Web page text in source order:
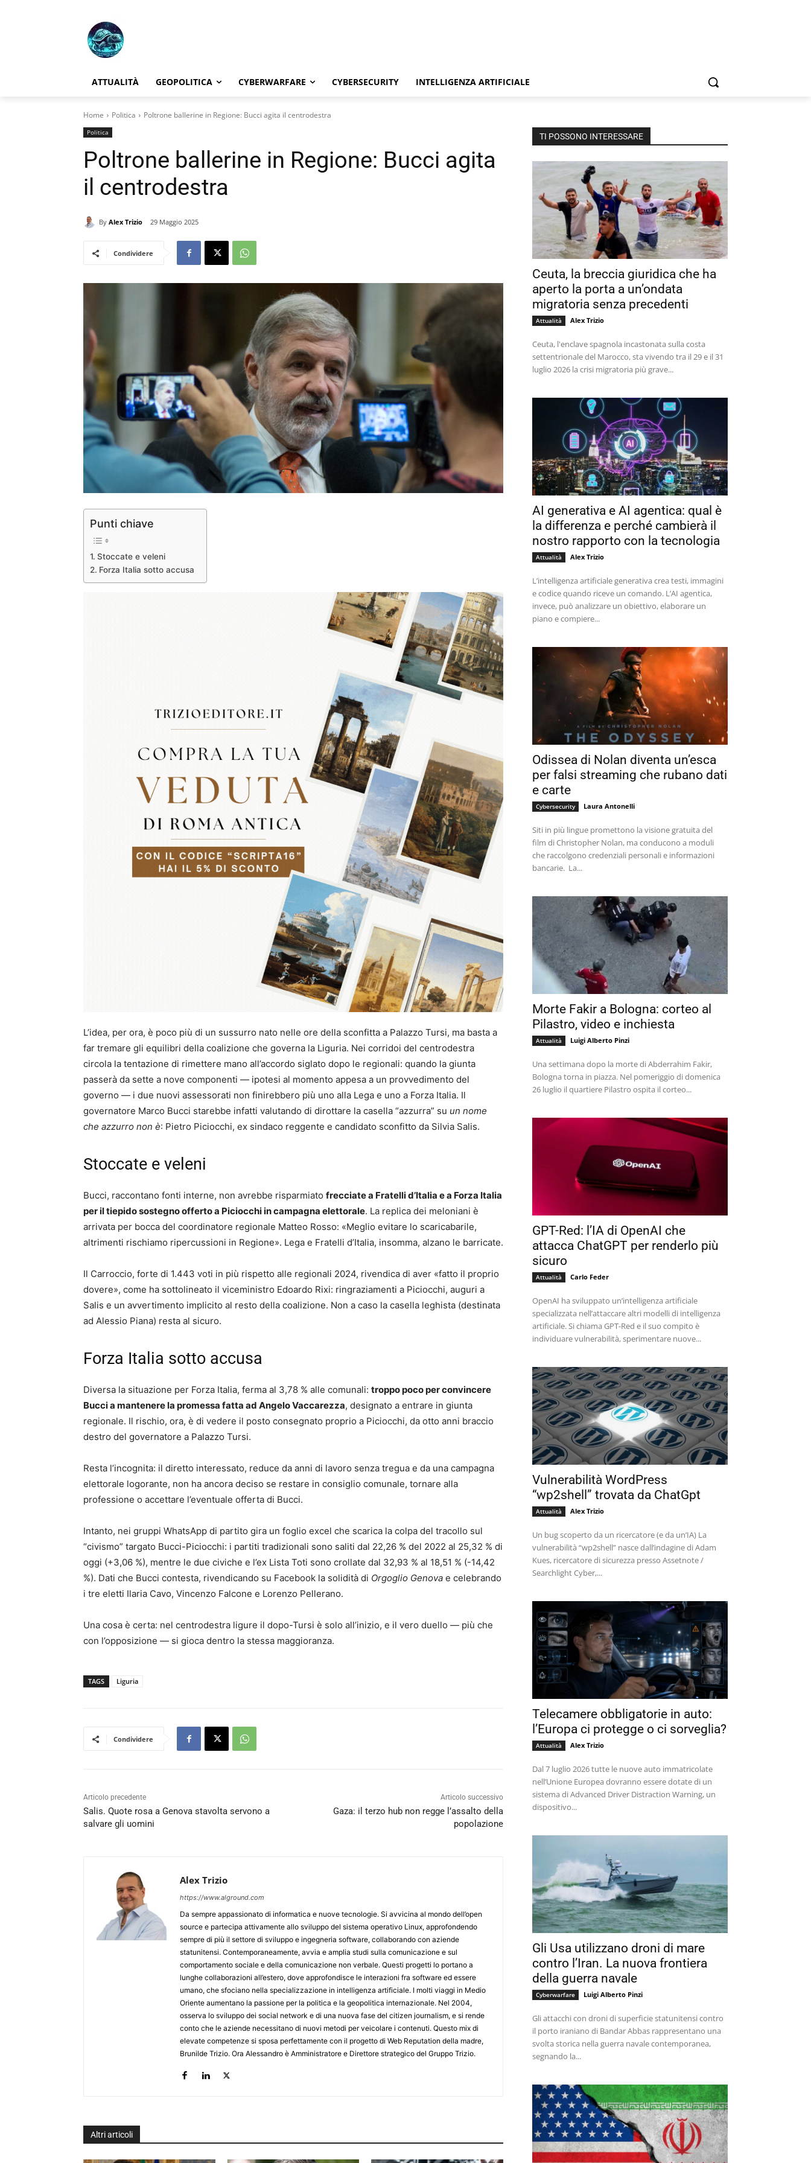
ATTUALITÀ GEOPOLITICA CYBERWARFARE CYBERSECURITY INTELLIGENZA ARTIFICIALE
Home Politica Poltrone ballerine in Regione: Bucci agita il centrodestra
Politica
Poltrone ballerine in Regione: Bucci agita
il centrodestra
By Alex Trizio 29 Maggio 2025
Condividere
Punti chiave
Stoccate e veleni
Forza Italia sotto accusa
L’idea, per ora, è poco più di un sussurro nato nelle ore della sconfitta a Palazzo Tursi, ma basta a
far tremare gli equilibri della coalizione che governa la Liguria. Nei corridoi del centrodestra
circola la tentazione di rimettere mano all’accordo siglato dopo le regionali: quando la giunta
passerà da sette a nove componenti — ipotesi al momento appesa a un provvedimento del
governo — i due nuovi assessorati non finirebbero più uno alla Lega e uno a Forza Italia. Il
governatore Marco Bucci starebbe infatti valutando di dirottare la casella “azzurra” su un nome
che azzurro non è: Pietro Piciocchi, ex sindaco reggente e candidato sconfitto da Silvia Salis.
Stoccate e veleni
Bucci, raccontano fonti interne, non avrebbe risparmiato frecciate a Fratelli d’Italia e a Forza Italia
per il tiepido sostegno offerto a Piciocchi in campagna elettorale. La replica dei meloniani è
arrivata per bocca del coordinatore regionale Matteo Rosso: «Meglio evitare lo scaricabarile,
altrimenti rischiamo ripercussioni in Regione». Lega e Fratelli d’Italia, insomma, alzano le barricate.
Il Carroccio, forte di 1.443 voti in più rispetto alle regionali 2024, rivendica di aver «fatto il proprio
dovere», come ha sottolineato il viceministro Edoardo Rixi: ringraziamenti a Piciocchi, auguri a
Salis e un avvertimento implicito al resto della coalizione. Non a caso la casella leghista (destinata
ad Alessio Piana) resta al sicuro.
Forza Italia sotto accusa
Diversa la situazione per Forza Italia, ferma al 3,78 % alle comunali: troppo poco per convincere
Bucci a mantenere la promessa fatta ad Angelo Vaccarezza, designato a entrare in giunta
regionale. Il rischio, ora, è di vedere il posto consegnato proprio a Piciocchi, da otto anni braccio
destro del governatore a Palazzo Tursi.
Resta l’incognita: il diretto interessato, reduce da anni di lavoro senza tregua e da una campagna
elettorale logorante, non ha ancora deciso se restare in consiglio comunale, tornare alla
professione o accettare l’eventuale offerta di Bucci.
Intanto, nei gruppi WhatsApp di partito gira un foglio excel che scarica la colpa del tracollo sul
“civismo” targato Bucci-Piciocchi: i partiti tradizionali sono saliti dal 22,26 % del 2022 al 25,32 % di
oggi (+3,06 %), mentre le due civiche e l’ex Lista Toti sono crollate dal 32,93 % al 18,51 % (-14,42
%). Dati che Bucci contesta, rivendicando su Facebook la solidità di Orgoglio Genova e celebrando
i tre eletti Ilaria Cavo, Vincenzo Falcone e Lorenzo Pellerano.
Una cosa è certa: nel centrodestra ligure il dopo-Tursi è solo all’inizio, e il vero duello — più che
con l’opposizione — si gioca dentro la stessa maggioranza.
TAGS Liguria
Condividere
Articolo precedente
Salis. Quote rosa a Genova stavolta servono a
salvare gli uomini
Articolo successivo
Gaza: il terzo hub non regge l’assalto della
popolazione
Alex Trizio
https://www.alground.com
Da sempre appassionato di informatica e nuove tecnologie. Si avvicina al mondo dell’open
source e partecipa attivamente allo sviluppo del sistema operativo Linux, approfondendo
sempre di più il settore di sviluppo e ingegneria software, collaborando con aziende
statunitensi. Contemporaneamente, avvia e amplia studi sulla comunicazione e sul
comportamento sociale e della comunicazione non verbale. Questi progetti lo portano a
lunghe collaborazioni all’estero, dove approfondisce le interazioni fra software ed essere
umano, che sfociano nella specializzazione in intelligenza artificiale. I molti viaggi in Medio
Oriente aumentano la passione per la politica e la geopolitica internazionale. Nel 2004,
osserva lo sviluppo dei social network e di una nuova fase del citizen journalism, e si rende
conto che le aziende necessitano di nuovi metodi per veicolare i contenuti. Questo mix di
elevate competenze si sposa perfettamente con il progetto di Web Reputation della madre,
Brunilde Trizio. Ora Alessandro è Amministratore e Direttore strategico del Gruppo Trizio.
Altri articoli
TI POSSONO INTERESSARE
Ceuta, la breccia giuridica che ha
aperto la porta a un’ondata
migratoria senza precedenti
Attualità Alex Trizio
Ceuta, l'enclave spagnola incastonata sulla costa
settentrionale del Marocco, sta vivendo tra il 29 e il 31
luglio 2026 la crisi migratoria più grave...
AI generativa e AI agentica: qual è
la differenza e perché cambierà il
nostro rapporto con la tecnologia
Attualità Alex Trizio
L’intelligenza artificiale generativa crea testi, immagini
e codice quando riceve un comando. L’AI agentica,
invece, può analizzare un obiettivo, elaborare un
piano e compiere...
Odissea di Nolan diventa un’esca
per falsi streaming che rubano dati
e carte
Cybersecurity Laura Antonelli
Siti in più lingue promettono la visione gratuita del
film di Christopher Nolan, ma conducono a moduli
che raccolgono credenziali personali e informazioni
bancarie. La...
Morte Fakir a Bologna: corteo al
Pilastro, video e inchiesta
Attualità Luigi Alberto Pinzi
Una settimana dopo la morte di Abderrahim Fakir,
Bologna torna in piazza. Nel pomeriggio di domenica
26 luglio il quartiere Pilastro ospita il corteo...
GPT-Red: l’IA di OpenAI che
attacca ChatGPT per renderlo più
sicuro
Attualità Carlo Feder
OpenAI ha sviluppato un’intelligenza artificiale
specializzata nell’attaccare altri modelli di intelligenza
artificiale. Si chiama GPT-Red e il suo compito è
individuare vulnerabilità, sperimentare nuove...
Vulnerabilità WordPress
“wp2shell” trovata da ChatGpt
Attualità Alex Trizio
Un bug scoperto da un ricercatore (e da un’IA) La
vulnerabilità “wp2shell” nasce dall’indagine di Adam
Kues, ricercatore di sicurezza presso Assetnote /
Searchlight Cyber,...
Telecamere obbligatorie in auto:
l’Europa ci protegge o ci sorveglia?
Attualità Alex Trizio
Dal 7 luglio 2026 tutte le nuove auto immatricolate
nell’Unione Europea dovranno essere dotate di un
sistema di Advanced Driver Distraction Warning, un
dispositivo...
Gli Usa utilizzano droni di mare
contro l’Iran. La nuova frontiera
della guerra navale
Cyberwarfare Luigi Alberto Pinzi
Gli attacchi con droni di superficie statunitensi contro
il porto iraniano di Bandar Abbas rappresentano una
svolta storica nella guerra navale contemporanea,
segnando la...